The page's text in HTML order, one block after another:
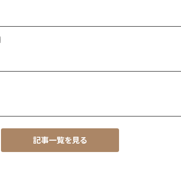
記事一覧を見る